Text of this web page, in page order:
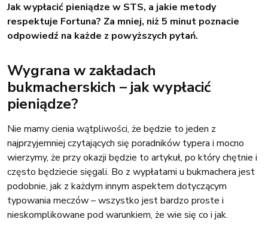
Jak wypłacić pieniądze w STS, a jakie metody
respektuje Fortuna? Za mniej, niż 5 minut poznacie
odpowiedź na każde z powyższych pytań.
Wygrana w zakładach
bukmacherskich – jak wypłacić
pieniądze?
Nie mamy cienia wątpliwości, że będzie to jeden z
najprzyjemniej czytających się poradników typera i mocno
wierzymy, że przy okazji będzie to artykuł, po który chętnie i
często będziecie sięgali. Bo z wypłatami u bukmachera jest
podobnie, jak z każdym innym aspektem dotyczącym
typowania meczów – wszystko jest bardzo proste i
nieskomplikowane pod warunkiem, że wie się co i jak.